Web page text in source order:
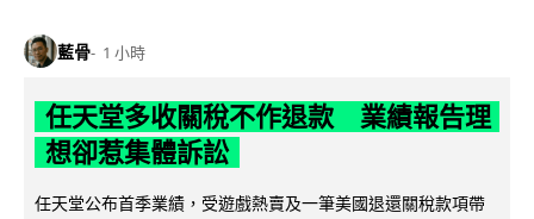
藍骨 1 小時
任天堂多收關稅不作退款 業績報告理
想卻惹集體訴訟
任天堂公布首季業績，受遊戲熱賣及一筆美國退還關稅款項帶